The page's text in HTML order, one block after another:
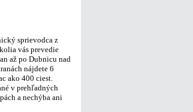
sprievodca z
vás prevedie
až po Dubnicu nad
nájdete 6
ako 400 ciest.
v prehľadných
a nechýba ani